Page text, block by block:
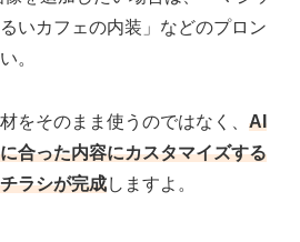
いカフェの内装」などのプロン
。
をそのまま使うのではなく、AI
合った内容にカスタマイズする
ラシが完成しますよ。